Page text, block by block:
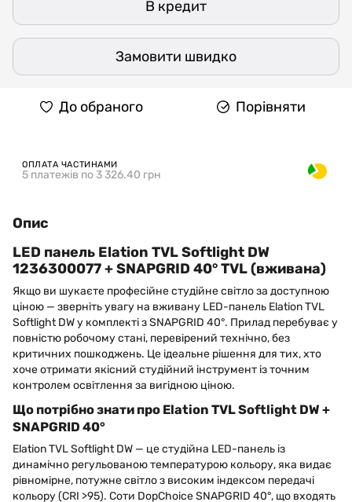
В кредит
Замовити швидко
До обраного Порівняти
ОПЛАТА ЧАСТИНАМИ
5 платежів по 3 326.40 грн
Опис
LED панель Elation TVL Softlight DW
1236300077 + SNAPGRID 40° TVL (вживана)
Якщо ви шукаєте професійне студійне світло за доступною
ціною — зверніть увагу на вживану LED-панель Elation TVL
Softlight DW у комплекті з SNAPGRID 40°. Прилад перебуває у
повністю робочому стані, перевірений технічно, без
критичних пошкоджень. Це ідеальне рішення для тих, хто
хоче отримати якісний студійний інструмент із точним
контролем освітлення за вигідною ціною.
Що потрібно знати про Elation TVL Softlight DW +
SNAPGRID 40°
Elation TVL Softlight DW — це студійна LED-панель із
динамічно регульованою температурою кольору, яка видає
рівномірне, потужне світло з високим індексом передачі
кольору (CRI >95). Соти DopChoice SNAPGRID 40°, що входять